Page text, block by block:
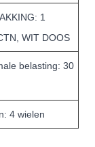
1
WIT DOOS
belasting: 30
4 wielen